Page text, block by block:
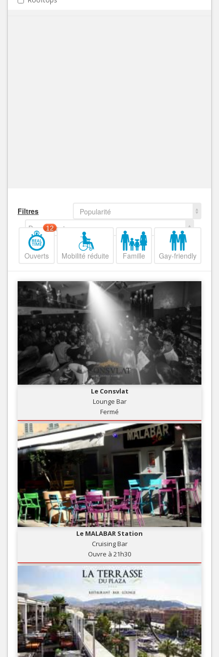
Filtres
Popularité
Decroissant
Ouverts
12
Mobilité réduite Famille Gay-friendly
Le Consvlat
Lounge Bar
Fermé
Le MALABAR Station
Cruising Bar
Ouvre à 21h30